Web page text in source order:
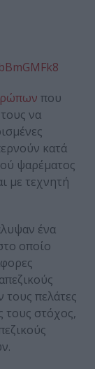
που
να
κατά
ψαρέματος
με τεχνητή
ένα
οποίο
πελάτες
τους στόχος,